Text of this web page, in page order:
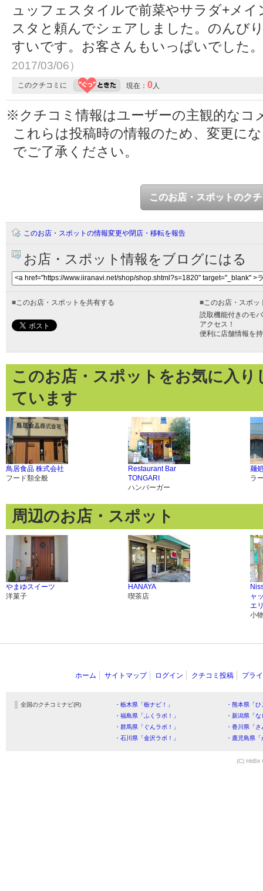
ュッフェスタイルで前菜やサラダ+メ
スタと頼んでシェアしました。のんび
すいです。お客さんもいっぱいでした
2017/03/06）
このクチコミに 現在： 0 人
※クチコミ情報はユーザーの主観的なコ
これらは投稿時の情報のため、変更に
でご了承ください。
このお店・スポットのク
このお店・スポットの情報変更や閉店・移転を報告
お店・スポット情報をブログにはる
■ このお店・スポットを共有する ■ このお店・スポ
読取機能付きのモ
アクセス！
便利に店舗情報を
このお店・スポットをお気に入
ています
鳥居食品 株式会社
フード類全般
Restaurant Bar
TONGARI
ハンバーガー
麺
ラ
周辺のお店・スポット
やまゆスイーツ
洋菓子
HANAYA
喫茶店
ャ
エ
小
ホーム サイトマップ ログイン クチコミ投稿 プラ
全国のクチコミナビ(R) ・栃木県「栃ナビ！」
・熊本県「
・福島県「ふくラボ！」
・新潟県「
・群馬県「ぐんラボ！」
・香川県「
・石川県「金沢ラボ！」
・鹿児島県
(C) HitBit